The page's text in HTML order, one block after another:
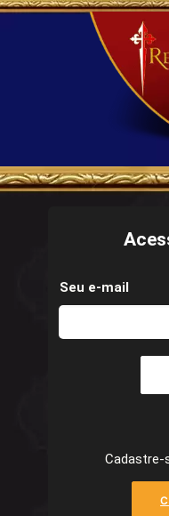
Seu e-mail
Cadastre-